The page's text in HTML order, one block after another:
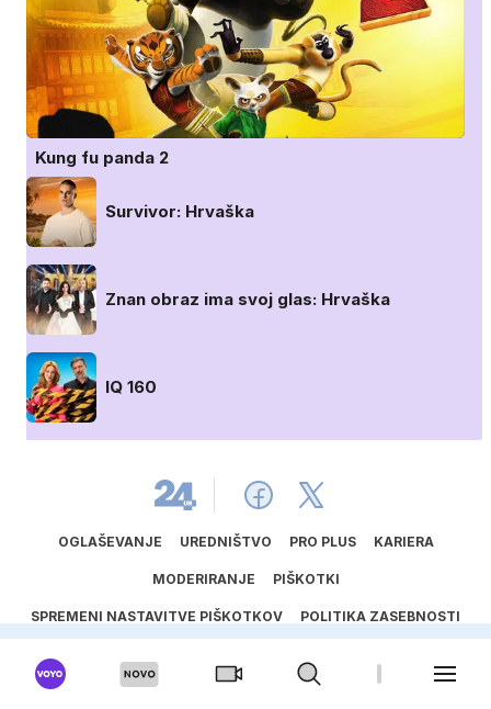
Kung fu panda 2
Survivor: Hrvaška
Znan obraz ima svoj glas: Hrvaška
IQ 160
OGLAŠEVANJE UREDNIŠTVO PRO PLUS KARIERA
MODERIRANJE PIŠKOTKI
SPREMENI NASTAVITVE PIŠKOTKOV POLITIKA ZASEBNOSTI
SPORED ODDAJANIH AVTORSKIH DEL